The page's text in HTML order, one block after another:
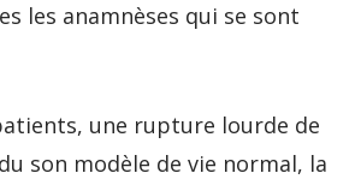
les anamnèses qui se sont
une rupture lourde de
son modèle de vie normal, la